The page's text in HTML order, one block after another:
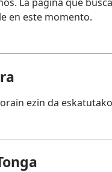
La página que
en este momento.
ezin da